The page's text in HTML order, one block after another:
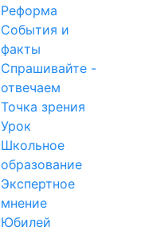
Реформа
События и
факты
Спрашивайте -
отвечаем
Точка зрения
Урок
Школьное
образование
Экспертное
мнение
Юбилей